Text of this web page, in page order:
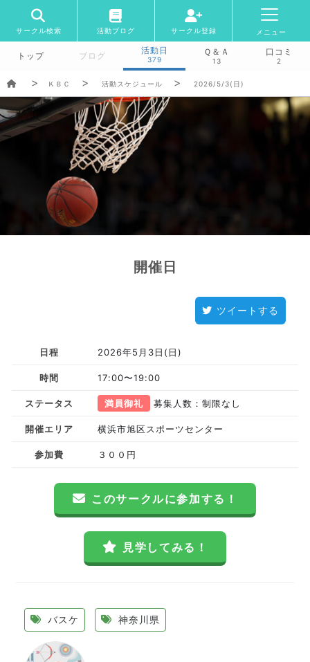
サークル検索 活動ブログ サークル登録 メニュー
トップ ブログ
活動日
379
Ｑ＆Ａ
13
口コミ
2
ＫＢＣ 活動スケジュール 2026/5/3(日)
開催日
ツイートする
日程 2026年5月3日(日)
時間 17:00〜19:00
ステータス 満員御礼 募集人数：制限なし
開催エリア 横浜市旭区スポーツセンター
参加費 ３００円
このサークルに参加する！
見学してみる！
バスケ 神奈川県